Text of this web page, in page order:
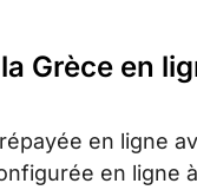
Grèce en
en ligne
en ligne à